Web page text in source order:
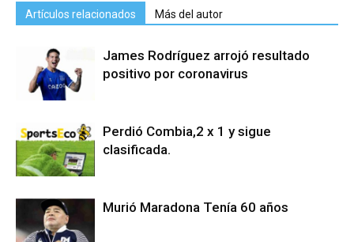
Artículos relacionados Más del autor
James Rodríguez arrojó resultado
positivo por coronavirus
Perdió Combia,2 x 1 y sigue
clasificada.
Murió Maradona Tenía 60 años